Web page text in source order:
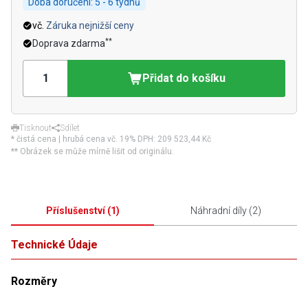
vč. Záruka nejnižší ceny
Doprava zdarma**
Přidat do košíku
Tisknout
Sdílet
* čistá cena | hrubá cena vč. 19% DPH: 209 523,44 Kč
** Obrázek se může mírně lišit od originálu.
Příslušenství(1) Náhradní díly(2)
Technické Údaje
Rozměry